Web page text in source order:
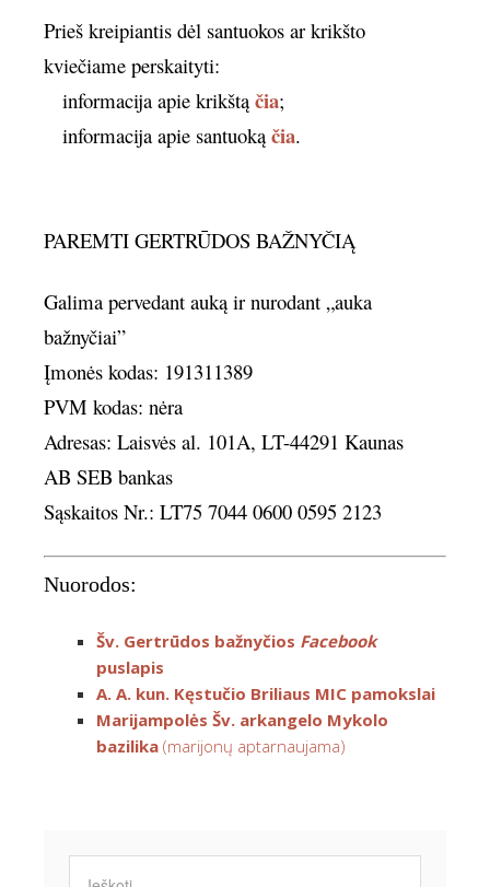
Prieš kreipiantis dėl santuokos ar krikšto
kviečiame perskaityti:
informacija apie krikštą čia;
informacija apie santuoką čia.
PAREMTI GERTRŪDOS BAŽNYČIĄ
Galima pervedant auką ir nurodant „auka
bažnyčiai”
Įmonės kodas: 191311389
PVM kodas: nėra
Adresas: Laisvės al. 101A, LT-44291 Kaunas
AB SEB bankas
Sąskaitos Nr.: LT75 7044 0600 0595 2123
Nuorodos:
Šv. Gertrūdos bažnyčios Facebook
puslapis
A. A. kun. Kęstučio Briliaus MIC pamokslai
Marijampolės Šv. arkangelo Mykolo
bazilika (marijonų aptarnaujama)